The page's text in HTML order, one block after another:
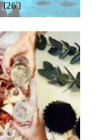
[26’]